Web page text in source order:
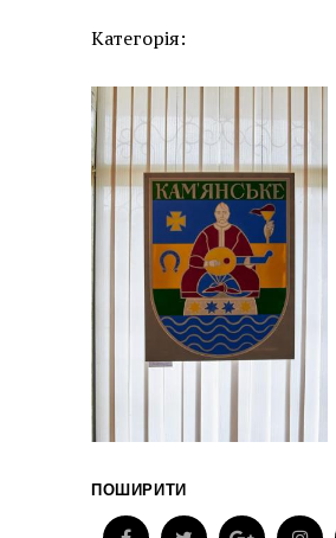
Категорія:
ПОШИРИТИ